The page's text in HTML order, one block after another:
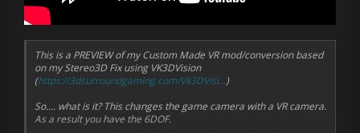
This is a PREVIEW of my Custom Made VR mod/conversion based
on my Stereo3D Fix using VK3DVision
(https://3dsurroundgaming.com/Vk3DVisi...)
So.... what is it? This changes the game camera with a VR camera.
As a result you have the 6DOF.